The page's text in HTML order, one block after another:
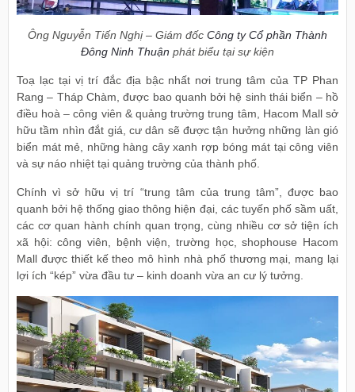
Ông Nguyễn Tiến Nghị – Giám đốc Công ty Cổ phần Thành
Đông Ninh Thuận phát biểu tại sự kiện
Toạ lạc tại vị trí đắc địa bậc nhất nơi trung tâm của TP Phan
Rang – Tháp Chàm, được bao quanh bởi hệ sinh thái biển – hồ
điều hoà – công viên & quảng trường trung tâm, Hacom Mall sở
hữu tầm nhìn đắt giá, cư dân sẽ được tận hưởng những làn gió
biển mát mẻ, những hàng cây xanh rợp bóng mát tại công viên
và sự náo nhiệt tại quảng trường của thành phố.
Chính vì sở hữu vị trí “trung tâm của trung tâm”, được bao
quanh bởi hệ thống giao thông hiện đại, các tuyến phố sầm uất,
các cơ quan hành chính quan trọng, cùng nhiều cơ sở tiện ích
xã hội: công viên, bệnh viện, trường học, shophouse Hacom
Mall được thiết kế theo mô hình nhà phố thương mại, mang lại
lợi ích “kép” vừa đầu tư – kinh doanh vừa an cư lý tưởng.